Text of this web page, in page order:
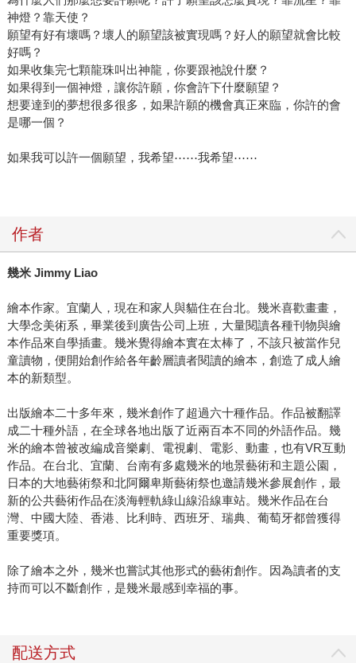
神燈？靠天使？
願望有好有壞嗎？壞人的願望該被實現嗎？好人的願望就會比較
好嗎？
如果收集完七顆龍珠叫出神龍，你要跟祂說什麼？
如果得到一個神燈，讓你許願，你會許下什麼願望？
想要達到的夢想很多很多，如果許願的機會真正來臨，你許的會
是哪一個？
如果我可以許一個願望，我希望⋯⋯我希望⋯⋯
作者
幾米 Jimmy Liao
繪本作家。宜蘭人，現在和家人與貓住在台北。幾米喜歡畫畫，
大學念美術系，畢業後到廣告公司上班，大量閱讀各種刊物與繪
本作品來自學插畫。幾米覺得繪本實在太棒了，不該只被當作兒
童讀物，便開始創作給各年齡層讀者閱讀的繪本，創造了成人繪
本的新類型。
出版繪本二十多年來，幾米創作了超過六十種作品。作品被翻譯
成二十種外語，在全球各地出版了近兩百本不同的外語作品。幾
米的繪本曾被改編成音樂劇、電視劇、電影、動畫，也有VR互動
作品。在台北、宜蘭、台南有多處幾米的地景藝術和主題公園，
日本的大地藝術祭和北阿爾卑斯藝術祭也邀請幾米參展創作，最
新的公共藝術作品在淡海輕軌綠山線沿線車站。幾米作品在台
灣、中國大陸、香港、比利時、西班牙、瑞典、葡萄牙都曾獲得
重要獎項。
除了繪本之外，幾米也嘗試其他形式的藝術創作。因為讀者的支
持而可以不斷創作，是幾米最感到幸福的事。
配送方式